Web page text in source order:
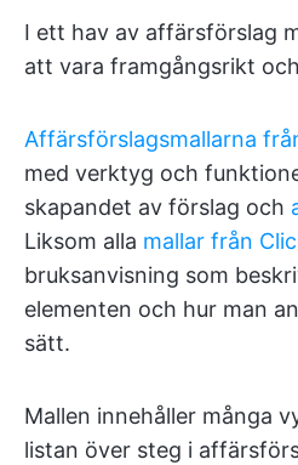
I ett hav av affärsförslag
att vara framgångsrikt
Affärsförslagsmallarna
med verktyg och
skapandet av förslag och
Liksom alla mallar från
bruksanvisning som
elementen och hur man
sätt.
Mallen innehåller många
listan över steg i